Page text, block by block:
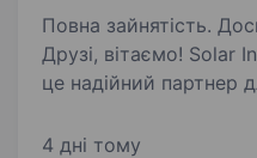
Повна зайнятість.
Друзі, вітаємо! Solar Invest Group —
це надійний партнер
дому чи бізнесу. Ми
4 дні тому